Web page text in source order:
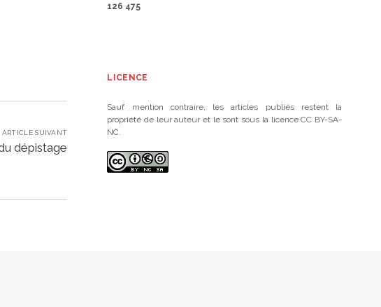
ARTICLE SUIVANT
dépistage
126 475
LICENCE
Sauf mention contraire, les articles publiés restent la
propriété de leur auteur et le sont sous la licence CC BY-SA-
NC.